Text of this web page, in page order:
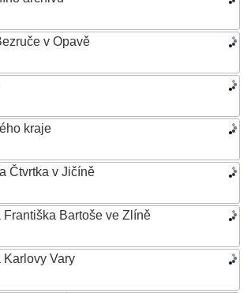
v Opavě
kraje
Čtvrtka v Jičíně
Františka Bartoše ve Zlíně
Karlovy Vary